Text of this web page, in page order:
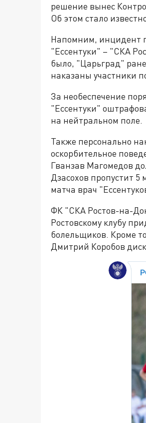
решение вынес
Об этом стало
Напомним, инцидент
"Ессентуки" – "СКА
было, "Царьград"
наказаны участники
За необеспечение
"Ессентуки"
на нейтральном поле.
Также персонально
оскорбительное
Гванзав Магомедов
Дзасохов пропустит
матча врач
ФК "СКА Ростов-на-
Ростовскому клубу
болельщиков. Кроме
Дмитрий Коробов